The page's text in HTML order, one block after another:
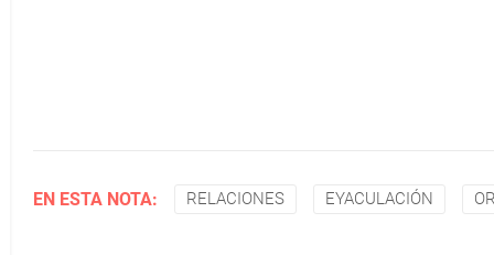
EN ESTA NOTA: RELACIONES EYACULACIÓN